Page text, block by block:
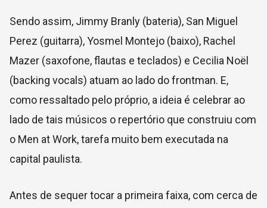
Sendo assim, Jimmy Branly (bateria), San Miguel
Perez (guitarra), Yosmel Montejo (baixo), Rachel
Mazer (saxofone, flautas e teclados) e Cecilia Noël
(backing vocals) atuam ao lado do frontman. E,
como ressaltado pelo próprio, a ideia é celebrar ao
lado de tais músicos o repertório que construiu com
o Men at Work, tarefa muito bem executada na
capital paulista.
Antes de sequer tocar a primeira faixa, com cerca de